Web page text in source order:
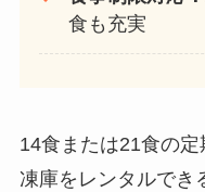
食も充実
14食または21食の
凍庫をレンタルでき